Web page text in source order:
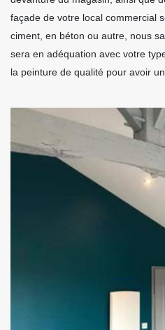
façade de votre local commercial
ciment, en béton ou autre, nous
sera en adéquation avec votre
la peinture de qualité pour avoir